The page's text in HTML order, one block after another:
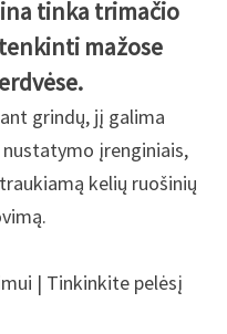
tinka trimačio
mažose
grindų, jį galima
įrenginiais,
kelių ruošinių
| Tinkinkite pelėsį